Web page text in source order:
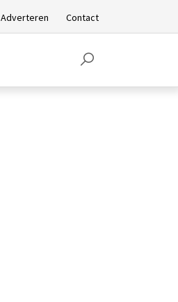
Adverteren Contact